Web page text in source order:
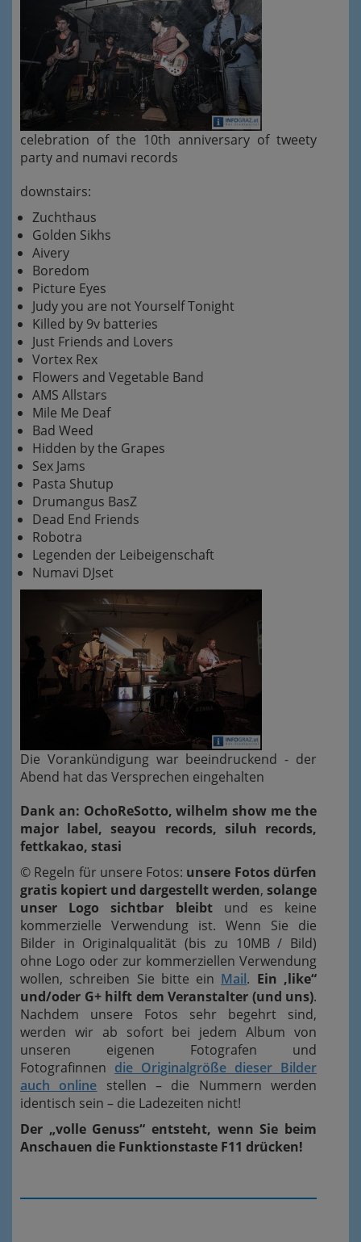
celebration of the 10th anniversary of tweety
party and numavi records
downstairs:
Zuchthaus
Golden Sikhs
Aivery
Boredom
Picture Eyes
Judy you are not Yourself Tonight
Killed by 9v batteries
Just Friends and Lovers
Vortex Rex
Flowers and Vegetable Band
AMS Allstars
Mile Me Deaf
Bad Weed
Hidden by the Grapes
Sex Jams
Pasta Shutup
Drumangus BasZ
Dead End Friends
Robotra
Legenden der Leibeigenschaft
Numavi DJset
Die Vorankündigung war beeindruckend - der
Abend hat das Versprechen eingehalten
Dank an: OchoReSotto, wilhelm show me the
major label, seayou records, siluh records,
fettkakao, stasi
© Regeln für unsere Fotos: unsere Fotos dürfen
gratis kopiert und dargestellt werden, solange
unser Logo sichtbar bleibt und es keine
kommerzielle Verwendung ist. Wenn Sie die
Bilder in Originalqualität (bis zu 10MB / Bild)
ohne Logo oder zur kommerziellen Verwendung
wollen, schreiben Sie bitte ein Mail. Ein ‚like“
und/oder G+ hilft dem Veranstalter (und uns).
Nachdem unsere Fotos sehr begehrt sind,
werden wir ab sofort bei jedem Album von
unseren eigenen Fotografen und
Fotografinnen die Originalgröße dieser Bilder
auch online stellen – die Nummern werden
identisch sein – die Ladezeiten nicht!
Der „volle Genuss“ entsteht, wenn Sie beim
Anschauen die Funktionstaste F11 drücken!